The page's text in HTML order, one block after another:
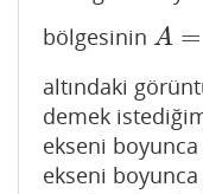
bölgesinin A =
A= (20
altındaki
demek
ekseni boyunca
ekseni boyunca